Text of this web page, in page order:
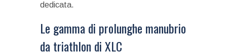
dedicata.
Le gamma di prolunghe manubrio
da triathlon di XLC